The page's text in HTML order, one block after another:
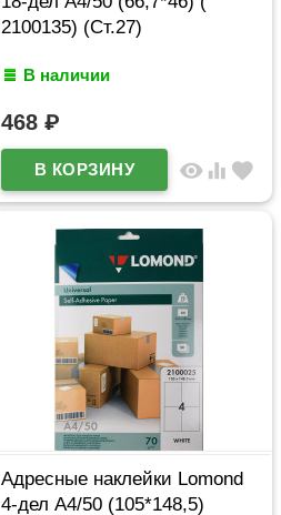
2100135) (Ст.27)
В наличии
468 ₽
visibility equalizer favorite
Адресные наклейки Lomond
4-дел A4/50 (105*148,5)